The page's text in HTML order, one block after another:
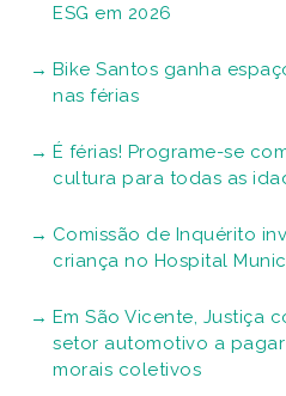
ESG em 2026
Bike Santos ganha
nas férias
É férias! Programe-se
cultura para todas as
Comissão de Inquérito
criança no Hospital
Em São Vicente, Justiça
setor automotivo a
morais coletivos